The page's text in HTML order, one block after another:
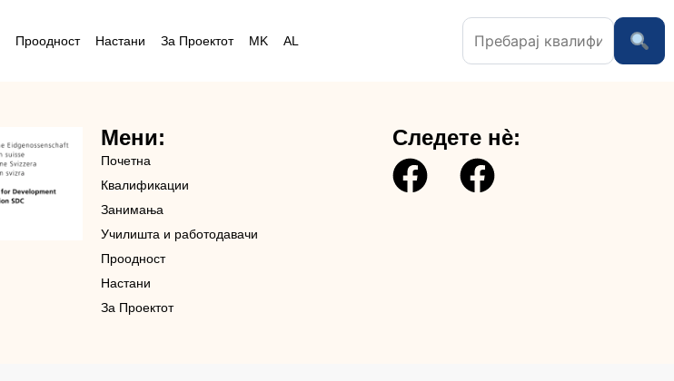
Проодност Настани За Проектот MK AL
Мени:
Почетна
Квалификации
Занимања
Училишта и работодавачи
Проодност
Настани
За Проектот
Следете нè: